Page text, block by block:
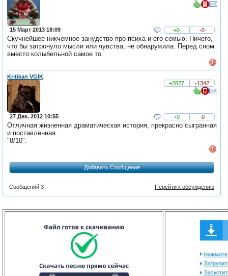
15 Март 2013 18:09 +0 -0
Скучнейшее никчемное занудство про психа и его семью. Ничего,
что бы затронуло мысли или чувства, не обнаружила. Перед сном
вместо колыбельной самое то.
Kritikan VGIK
+2827
-1342
27 Дек. 2012 10:55 +0 -0
Отличная жизненная драматическая история, прекрасно сыгранная
и поставленная.
"8/10".
Добавить Сообщение
Сообщений 3 Перейти к обсуждению